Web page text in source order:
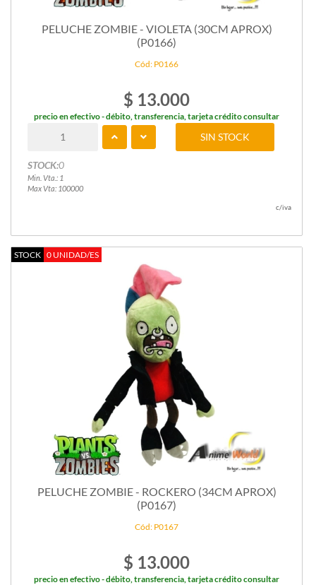
PELUCHE ZOMBIE - VIOLETA (30CM APROX)
(P0166)
Cód: P0166
$ 13.000
precio en efectivo - débito, transferencia, tarjeta crédito consultar
STOCK:0
Min. Vta.: 1
Max Vta: 100000
SIN STOCK
c/iva
STOCK 0 UNIDAD/ES
PELUCHE ZOMBIE - ROCKERO (34CM APROX)
(P0167)
Cód: P0167
$ 13.000
precio en efectivo - débito, transferencia, tarjeta crédito consultar